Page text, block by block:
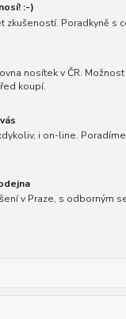
:-)
zkušeností. Poradkyně s
nosítek v ČR.
koupí.
i on-line.
v Praze, s odborným